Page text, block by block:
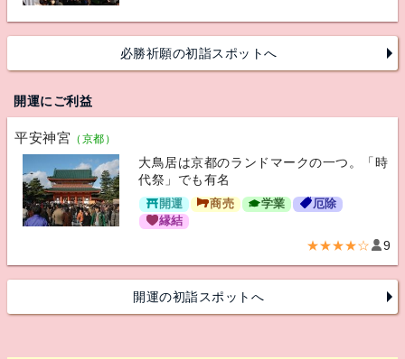
必勝祈願の初詣スポットへ
開運にご利益
平安神宮 （京都）
大鳥居は京都のランドマークの一つ。「時
代祭」でも有名
開運 商売 学業
厄除
縁結
★★★★☆ 9
開運の初詣スポットへ